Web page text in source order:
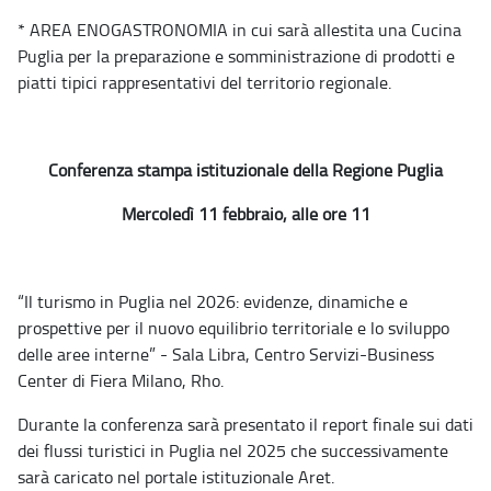
* AREA ENOGASTRONOMIA in cui sarà allestita una Cucina
Puglia per la preparazione e somministrazione di prodotti e
piatti tipici rappresentativi del territorio regionale.
Conferenza stampa istituzionale della Regione Puglia
Mercoledì 11 febbraio, alle ore 11
“Il turismo in Puglia nel 2026: evidenze, dinamiche e
prospettive per il nuovo equilibrio territoriale e lo sviluppo
delle aree interne” - Sala Libra, Centro Servizi-Business
Center di Fiera Milano, Rho.
Durante la conferenza sarà presentato il report finale sui dati
dei flussi turistici in Puglia nel 2025 che successivamente
sarà caricato nel portale istituzionale Aret.